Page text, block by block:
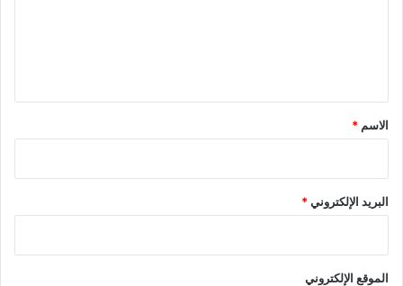
*
الاسم *
البريد الإلكتروني*
الموقع الإلكتروني